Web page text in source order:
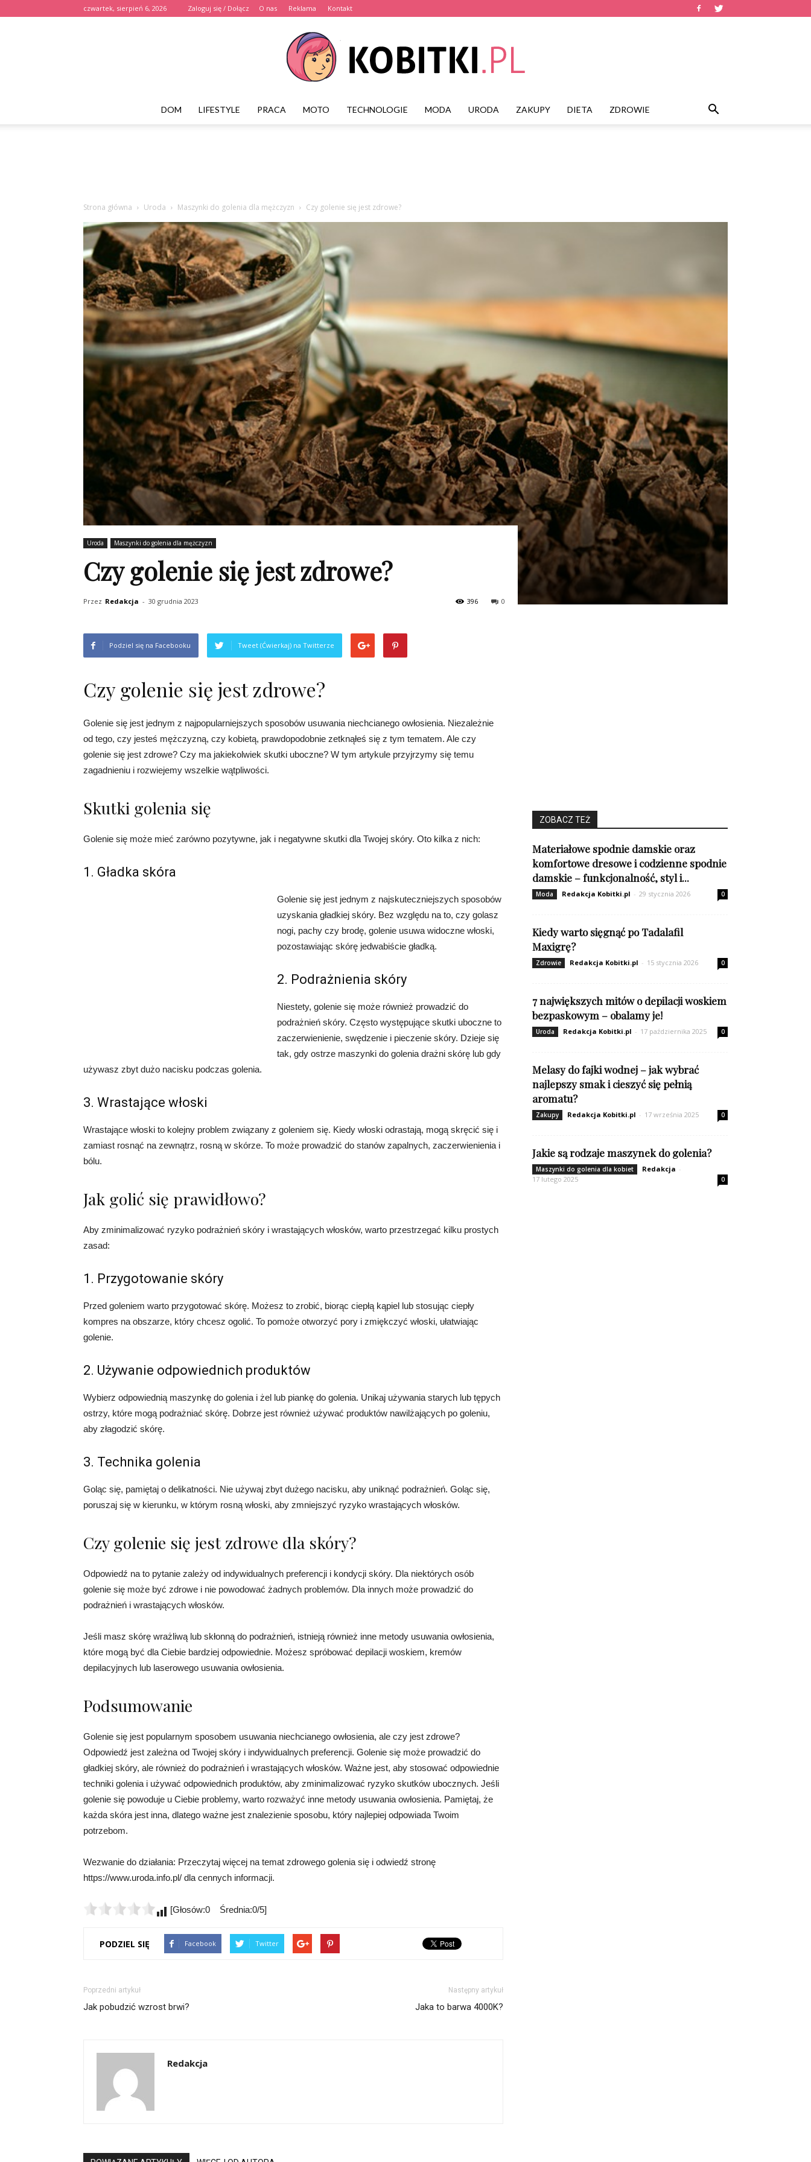
czwartek, sierpień 6, 2026 Zaloguj się / Dołącz O nas Reklama Kontakt
DOM LIFESTYLE PRACA MOTO TECHNOLOGIE MODA URODA ZAKUPY DIETA ZDROWIE
Strona główna Uroda Maszynki do golenia dla mężczyzn Czy golenie się jest zdrowe?
Uroda Maszynki do golenia dla mężczyzn
Czy golenie się jest zdrowe?
Przez Redakcja - 30 grudnia 2023 0
396
Podziel się na Facebooku Tweet (Ćwierkaj) na Twitterze
Czy golenie się jest zdrowe?
Golenie się jest jednym z najpopularniejszych sposobów usuwania niechcianego owłosienia. Niezależnie
od tego, czy jesteś mężczyzną, czy kobietą, prawdopodobnie zetknąłeś się z tym tematem. Ale czy
golenie się jest zdrowe? Czy ma jakiekolwiek skutki uboczne? W tym artykule przyjrzymy się temu
zagadnieniu i rozwiejemy wszelkie wątpliwości.
Skutki golenia się
Golenie się może mieć zarówno pozytywne, jak i negatywne skutki dla Twojej skóry. Oto kilka z nich:
1. Gładka skóra
Golenie się jest jednym z najskuteczniejszych sposobów
uzyskania gładkiej skóry. Bez względu na to, czy golasz
nogi, pachy czy brodę, golenie usuwa widoczne włoski,
pozostawiając skórę jedwabiście gładką.
2. Podrażnienia skóry
Niestety, golenie się może również prowadzić do
podrażnień skóry. Często występujące skutki uboczne to
zaczerwienienie, swędzenie i pieczenie skóry. Dzieje się
tak, gdy ostrze maszynki do golenia drażni skórę lub gdy
używasz zbyt dużo nacisku podczas golenia.
3. Wrastające włoski
Wrastające włoski to kolejny problem związany z goleniem się. Kiedy włoski odrastają, mogą skręcić się i
zamiast rosnąć na zewnątrz, rosną w skórze. To może prowadzić do stanów zapalnych, zaczerwienienia i
bólu.
Jak golić się prawidłowo?
Aby zminimalizować ryzyko podrażnień skóry i wrastających włosków, warto przestrzegać kilku prostych
zasad:
1. Przygotowanie skóry
Przed goleniem warto przygotować skórę. Możesz to zrobić, biorąc ciepłą kąpiel lub stosując ciepły
kompres na obszarze, który chcesz ogolić. To pomoże otworzyć pory i zmiękczyć włoski, ułatwiając
golenie.
2. Używanie odpowiednich produktów
Wybierz odpowiednią maszynkę do golenia i żel lub piankę do golenia. Unikaj używania starych lub tępych
ostrzy, które mogą podrażniać skórę. Dobrze jest również używać produktów nawilżających po goleniu,
aby złagodzić skórę.
3. Technika golenia
Goląc się, pamiętaj o delikatności. Nie używaj zbyt dużego nacisku, aby uniknąć podrażnień. Goląc się,
poruszaj się w kierunku, w którym rosną włoski, aby zmniejszyć ryzyko wrastających włosków.
Czy golenie się jest zdrowe dla skóry?
Odpowiedź na to pytanie zależy od indywidualnych preferencji i kondycji skóry. Dla niektórych osób
golenie się może być zdrowe i nie powodować żadnych problemów. Dla innych może prowadzić do
podrażnień i wrastających włosków.
Jeśli masz skórę wrażliwą lub skłonną do podrażnień, istnieją również inne metody usuwania owłosienia,
które mogą być dla Ciebie bardziej odpowiednie. Możesz spróbować depilacji woskiem, kremów
depilacyjnych lub laserowego usuwania owłosienia.
Podsumowanie
Golenie się jest popularnym sposobem usuwania niechcianego owłosienia, ale czy jest zdrowe?
Odpowiedź jest zależna od Twojej skóry i indywidualnych preferencji. Golenie się może prowadzić do
gładkiej skóry, ale również do podrażnień i wrastających włosków. Ważne jest, aby stosować odpowiednie
techniki golenia i używać odpowiednich produktów, aby zminimalizować ryzyko skutków ubocznych. Jeśli
golenie się powoduje u Ciebie problemy, warto rozważyć inne metody usuwania owłosienia. Pamiętaj, że
każda skóra jest inna, dlatego ważne jest znalezienie sposobu, który najlepiej odpowiada Twoim
potrzebom.
Wezwanie do działania: Przeczytaj więcej na temat zdrowego golenia się i odwiedź stronę
https://www.uroda.info.pl/ dla cennych informacji.
[Głosów:0 Średnia:0/5]
PODZIEL SIĘ Facebook Twitter
Poprzedni artykuł
Jak pobudzić wzrost brwi?
Następny artykuł
Jaka to barwa 4000K?
Redakcja
ZOBACZ TEŻ
Materiałowe spodnie damskie oraz
komfortowe dresowe i codzienne spodnie
damskie – funkcjonalność, styl i...
Moda Redakcja Kobitki.pl - 29 stycznia 2026 0
Kiedy warto sięgnąć po Tadalafil
Maxigrę?
Zdrowie Redakcja Kobitki.pl - 15 stycznia 2026 0
7 największych mitów o depilacji woskiem
bezpaskowym – obalamy je!
Uroda Redakcja Kobitki.pl - 17 października 2025 0
Melasy do fajki wodnej – jak wybrać
najlepszy smak i cieszyć się pełnią
aromatu?
Zakupy Redakcja Kobitki.pl - 17 września 2025 0
Jakie są rodzaje maszynek do golenia?
Maszynki do golenia dla kobiet Redakcja -
17 lutego 2025
0